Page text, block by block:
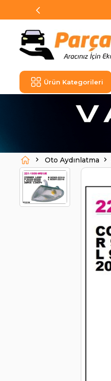
Ürün Kategorileri
Oto Aydınlatma